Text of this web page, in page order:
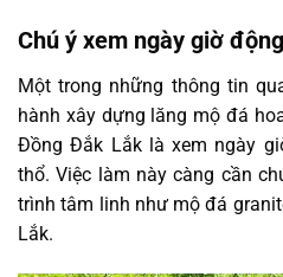
Chú ý xem ngày giờ
Một trong những thông tin
hành xây dựng lăng mộ đá
Đồng Đắk Lắk là xem ngày
thổ. Việc làm này càng cần
trình tâm linh như mộ đá
Lắk.